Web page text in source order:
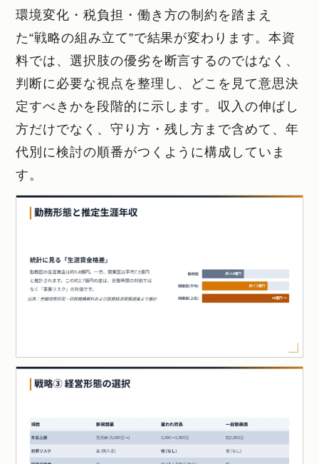
環境変化・税負担・働き方の制約を踏まえ
た“戦略の組み立て”で結果が変わります。本資
料では、選択肢の優劣を断言するのではなく、
判断に必要な視点を整理し、どこを見て意思決
定すべきかを段階的に示します。収入の伸ばし
方だけでなく、守り方・残し方まで含めて、年
代別に検討の順番がつくように構成していま
す。